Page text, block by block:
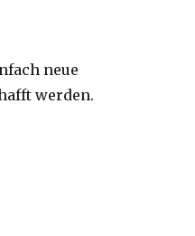
neue
werden.